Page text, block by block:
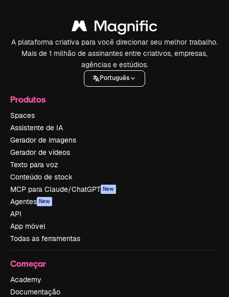
A plataforma criativa para você direcionar seu melhor trabalho.
Mais de 1 milhão de assinantes entre criativos, empresas,
agências e estúdios.
Português
Produtos
Spaces
Assistente de IA
Gerador de imagens
Gerador de vídeos
Texto para voz
Conteúdo de stock
MCP para Claude/ChatGPT New
Agentes New
API
App móvel
Todas as ferramentas
Começar
Academy
Documentação